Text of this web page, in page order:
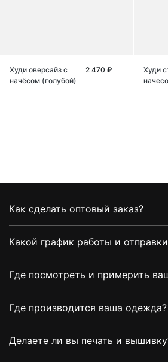
Худи оверсайз с
начёсом (голубой)
2 470 ₽
Худи
Как сделать оптовый заказ?
Какой график работы и
Где посмотреть и примерить
Где производится ваша одежда?
Делаете ли вы печать и